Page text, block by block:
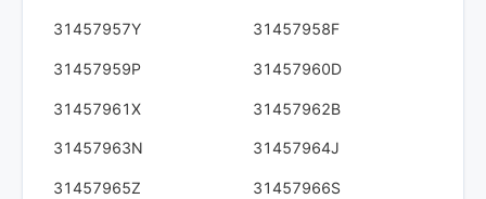
31457957Y 31457958F
31457959P 31457960D
31457961X 31457962B
31457963N 31457964J
31457965Z 31457966S